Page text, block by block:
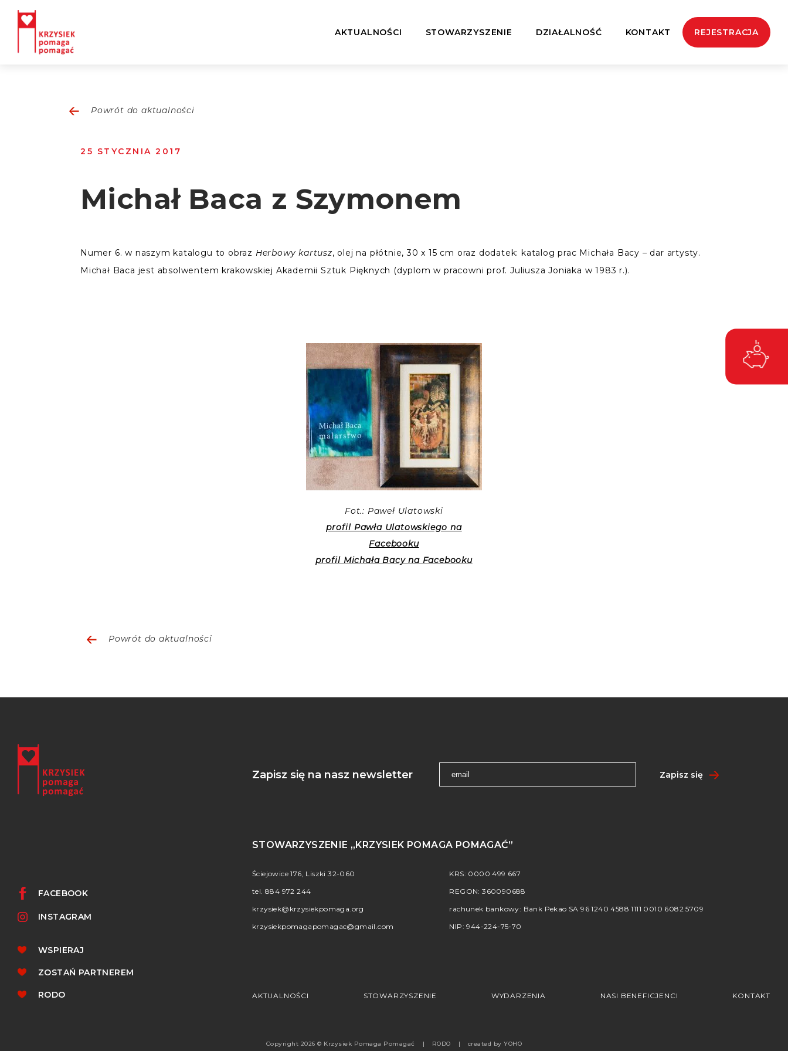
AKTUALNOŚCI STOWARZYSZENIE DZIAŁALNOŚĆ KONTAKT REJESTRACJA
Powrót do aktualności
25 STYCZNIA 2017
Michał Baca z Szymonem
Numer 6. w naszym katalogu to obraz Herbowy kartusz, olej na płótnie, 30 x 15 cm oraz dodatek: katalog prac Michała Bacy – dar artysty.
Michał Baca jest absolwentem krakowskiej Akademii Sztuk Pięknych (dyplom w pracowni prof. Juliusza Joniaka w 1983 r.).
Fot.: Paweł Ulatowski
profil Pawła Ulatowskiego na
Facebooku
profil Michała Bacy na Facebooku
Powrót do aktualności
Zapisz się na nasz newsletter Zapisz się
STOWARZYSZENIE „KRZYSIEK POMAGA POMAGAĆ”
Ściejowice 176, Liszki 32-060
tel. 884 972 244
krzysiek@krzysiekpomaga.org
krzysiekpomagapomagac@gmail.com
KRS: 0000 499 667
REGON: 360090688
rachunek bankowy: Bank Pekao SA 96 1240 4588 1111 0010 6082 5709
NIP: 944-224-75-70
FACEBOOK
INSTAGRAM
WSPIERAJ
ZOSTAŃ PARTNEREM
RODO AKTUALNOŚCI STOWARZYSZENIE WYDARZENIA NASI BENEFICJENCI KONTAKT
Copyright 2026 © Krzysiek Pomaga Pomagać RODO created byYOHO